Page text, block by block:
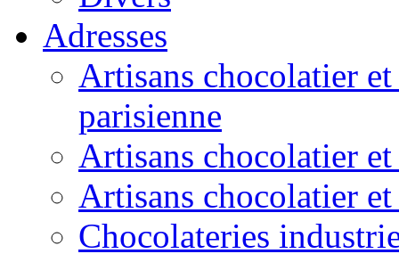
Adresses
Artisans chocolatier
parisienne
Artisans chocolatier
Artisans chocolatier
Chocolateries